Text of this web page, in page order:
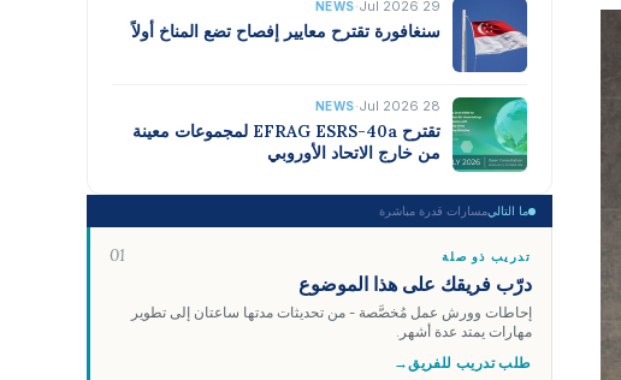
29 Jul 2026
·
NEWS
سنغافورة تقترح معايير إفصاح تضع المناخ أولاً
28 Jul 2026
·
NEWS
تقترح EFRAG ESRS-40a لمجموعات معينة
من خارج الاتحاد الأوروبي
ما التاليمسارات قدرة مباشرة
تدريب ذو صلة 01
درّب فريقك على هذا الموضوع
إحاطات وورش عمل مُخصَّصة - من تحديثات مدتها ساعتان إلى تطوير
مهارات يمتد عدة أشهر.
طلب تدريب للفريق→